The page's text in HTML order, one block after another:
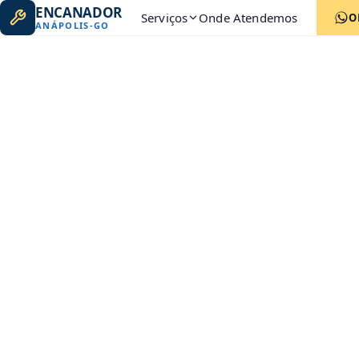
ENCANADOR
ANÁPOLIS-GO Serviços Onde Atendemos